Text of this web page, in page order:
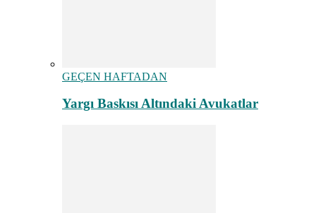
GEÇEN HAFTADAN
Yargı Baskısı Altındaki Avukatlar